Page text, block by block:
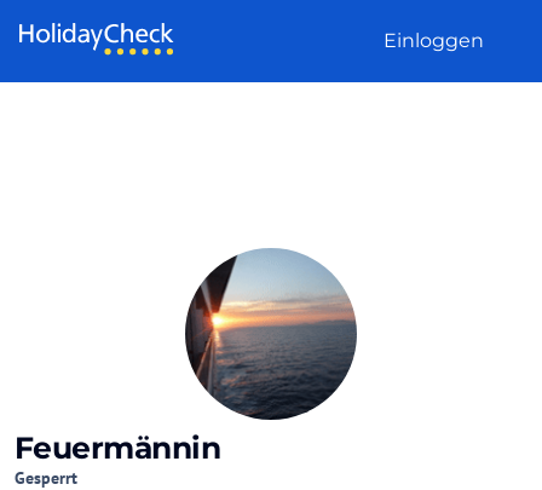
Einloggen
Feuermännin
Gesperrt